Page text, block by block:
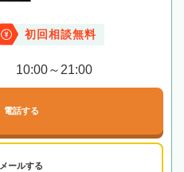
初回相談無料
10:00～21:00
電話する
メールする